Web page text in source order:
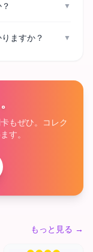
▼
ますか？ ▼
もぜひ。コレク
す。
もっと見る →